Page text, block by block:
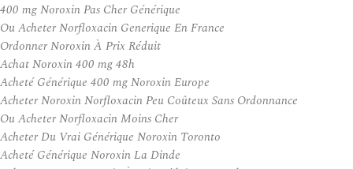
400 mg Noroxin Pas Cher Générique
Ou Acheter Norfloxacin Generique En France
Ordonner Noroxin À Prix Réduit
Achat Noroxin 400 mg 48h
Acheté Générique 400 mg Noroxin Europe
Acheter Noroxin Norfloxacin Peu Coûteux Sans Ordonnance
Ou Acheter Norfloxacin Moins Cher
Acheter Du Vrai Générique Noroxin Toronto
Acheté Générique Noroxin La Dinde